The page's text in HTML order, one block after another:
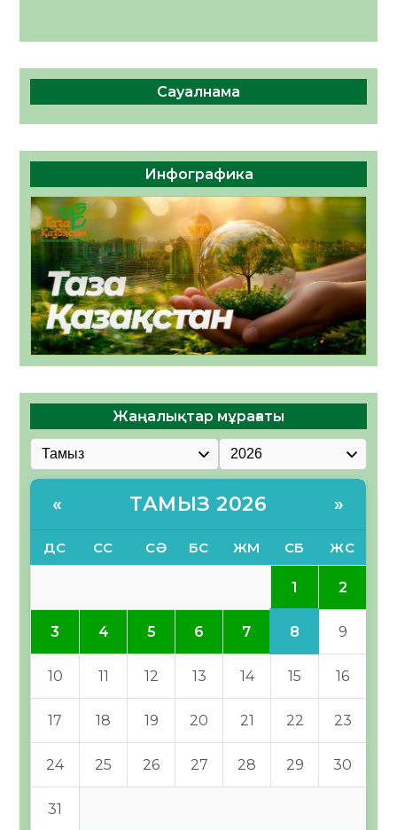
Сауалнама
Инфографика
Жаңалықтар мұрағаты
« ТАМЫЗ 2026 »
ДС СС СӘ БС ЖМ СБ ЖС
1 2
3 4 5 6 7 8 9
10 11 12 13 14 15 16
17 18 19 20 21 22 23
24 25 26 27 28 29 30
31